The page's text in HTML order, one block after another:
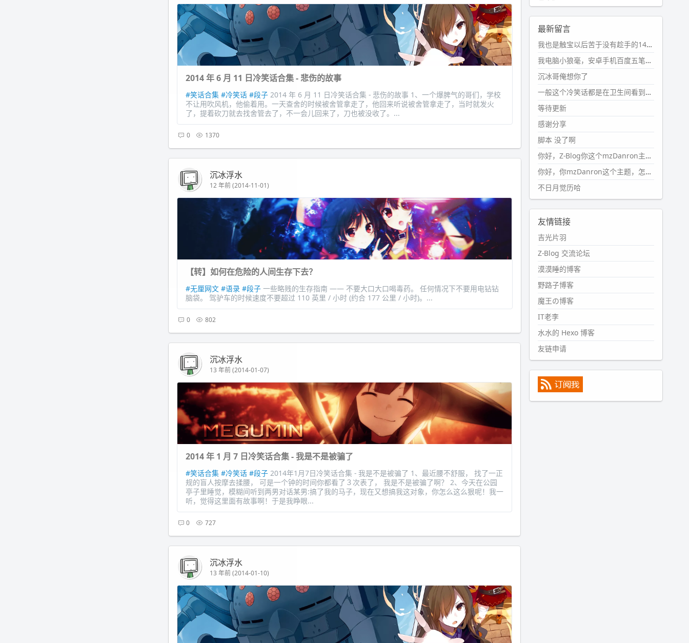
2014 年 6 月 11 日冷笑话合集 - 悲伤的故事
#笑话合集 #冷笑话 #段子 2014 年 6 月 11 日冷笑话合集 - 悲伤的故事 1、一个爆脾气的哥们，学校
不让用吹风机，他偷着用。一天查舍的时候被舍管拿走了，他回来听说被舍管拿走了，当时就发火
了，提着砍刀就去找舍管去了，不一会儿回来了，刀也被没收了。...
0 1370
沉冰浮水
12 年前 (2014-11-01)
【转】如何在危险的人间生存下去？
#无厘网文 #语录 #段子 一些略贱的生存指南 —— 不要大口大口喝毒药。 任何情况下不要用电钻钻
脑袋。 驾驴车的时候速度不要超过 110 英里 / 小时 (约合 177 公里 / 小时)。...
0 802
沉冰浮水
13 年前 (2014-01-07)
2014 年 1 月 7 日冷笑话合集 - 我是不是被骗了
#笑话合集 #冷笑话 #段子 2014年1月7日冷笑话合集 - 我是不是被骗了 1、最近腰不舒服， 找了一正
规的盲人按摩去揉腰， 可是一个钟的时间你都看了３次表了， 我是不是被骗了啊？ 2、今天在公园
亭子里睡觉，模糊间听到两男对话某男:搞了我的马子，现在又想搞我这对象，你怎么这么狠呢！我一
听，觉得这里面有故事啊！于是我睁眼...
0 727
沉冰浮水
13 年前 (2014-01-10)
2024-11-19 17:31:51
#PubWord近期观影记录：超级
马里奥，死侍与金刚狼。。
wdssmq
2024-10-08 10:12:25
#PubWord搬家也告一段落，虽
然搬过来的东西还得归置，新衣柜
虽说已经散俩月味儿了，但还是不
想放衣服进去。
wdssmq
2024-09-23 21:00:49
#PubWord
一次？？碎雨集_沉冰浮水_第1页
https://www.wdssmq.com/ta
g/%E7%A2%8E%E9%9B%A8%E
9%9B%86/
wdssmq
2024-09-23 20:58:40
话，2024 年目前只发了 13 条
嘟？？？？
wdssmq
2024-09-15 10:32:07
#PubWordVSCode 内 git 操作卡
住的时候没办法主动取消一直是个
痛点，一般都是推送或拉取，今天
连提交都卡了。。
wdssmq
#PubWord又一个夏天过去了，
所以今年也没买防水鞋套；然后天
凉了，为了应对踢被子买了睡袋，
不知道 1.2 米会不会略窄。。
最新留言
我也是触宝以后苦于没有趁手的14键五笔键盘久矣上面那位兄台用的百度双键点划布局我也用过很久，那个皮肤做得很粗糙，个别键位的触发区域是错位的，快速打字时很容易出错，修改它的皮肤文件校正后勉强能用，但早年出的皮肤分辨率太低，实在谈不上美观。百度小米定制版的商店里有一个"小黑板"皮肤还不错(百度官方输入法商店里没有)，但那个风格我不喜欢这两天找到了一个叫"森林集"的公众号，开发了海量的皮肤，很多都有14键版本，付费但很便宜，几块钱，终于有自己满意的输入法了搜了一下，这个工作室还是百度的官方合作伙伴，不知道为什么14键作品都不在官方商店上架，难道是百度官方在刻意放弃14键？
我电脑小狼毫，安卓手机百度五笔，皮肤用的双键点划，挺好的。
沉冰哥俺想你了
一般这个冷笑话都是在卫生间看到的多
等待更新
感谢分享
脚本 没了啊
你好，Z-Blog你这个mzDanron主题，怎么去除文章标题图像和文章摘要，仅显示标题，感谢回复！
你好，你mzDanron这个主题，怎么去除文章标题的图像和文章摘要！仅显示标题，感谢回复解决！
不日月觉历哈
友情链接
吉光片羽
Z-Blog 交流论坛
漠漠睡的博客
野路子博客
魔王の博客
IT老李
水水的 Hexo 博客
友链申请